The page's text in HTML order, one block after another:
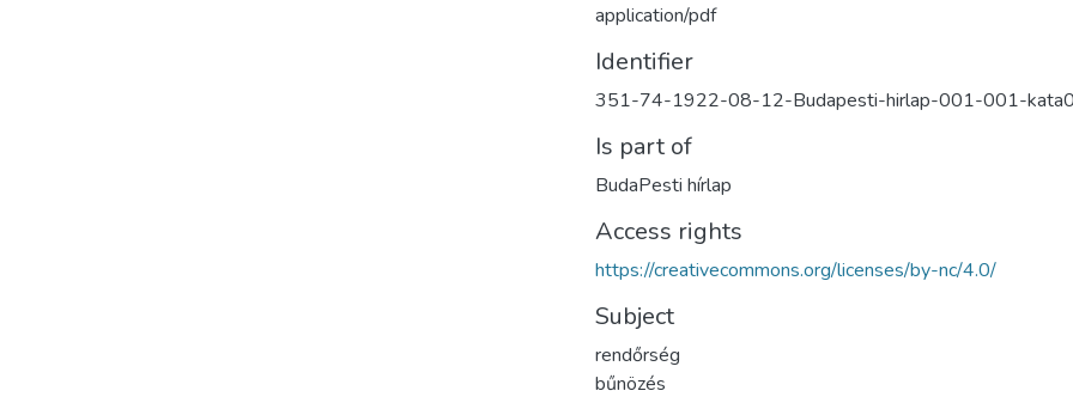
application/pdf
Identifier
351-74-1922-08-12-Budapesti-hirlap-001-001-
Is part of
BudaPesti hírlap
Access rights
https://creativecommons.org/licenses/by-nc/4.0/
Subject
rendőrség
bűnözés